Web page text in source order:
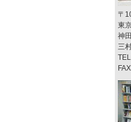
〒
東
神
三